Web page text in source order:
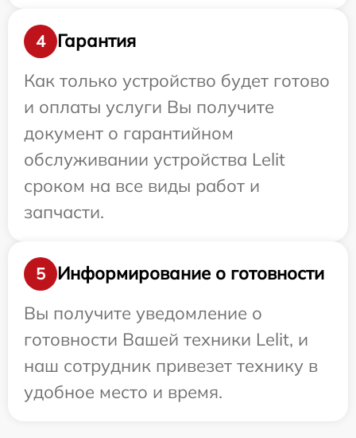
4
Гарантия
Как только устройство будет готово
и оплаты услуги Вы получите
документ о гарантийном
обслуживании устройства Lelit
сроком на все виды работ и
запчасти.
5
Информирование о готовности
Вы получите уведомление о
готовности Вашей техники Lelit, и
наш сотрудник привезет технику в
удобное место и время.